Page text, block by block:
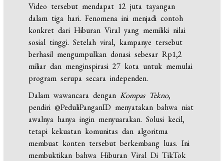
Video tersebut mendapat 12 juta tayangan
dalam tiga hari. Fenomena ini menjadi contoh
konkret dari Hiburan Viral yang memiliki nilai
sosial tinggi. Setelah viral, kampanye tersebut
berhasil mengumpulkan donasi sebesar Rp1,2
miliar dan menginspirasi 27 kota untuk memulai
program serupa secara independen.
Dalam wawancara denganKompas Tekno,
pendiri @PeduliPanganID menyatakan bahwa niat
awalnya hanya ingin menyuarakan. Solusi kecil,
tetapi kekuatan komunitas dan algoritma
membuat konten tersebut berkembang luas. Ini
membuktikan bahwa Hiburan Viral Di TikTok